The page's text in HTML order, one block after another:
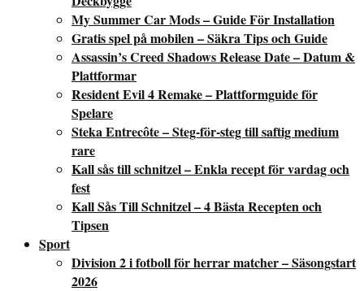
My Summer Car Mods – Guide För Installation
Gratis spel på mobilen – Säkra Tips och Guide
Assassin’s Creed Shadows Release Date – Datum &
Plattformar
Resident Evil 4 Remake – Plattformguide för
Spelare
Steka Entrecôte – Steg-för-steg till saftig medium
rare
Kall sås till schnitzel – Enkla recept för vardag och
fest
Kall Sås Till Schnitzel – 4 Bästa Recepten och
Tipsen
Sport
Division 2 i fotboll för herrar matcher – Säsongstart
2026